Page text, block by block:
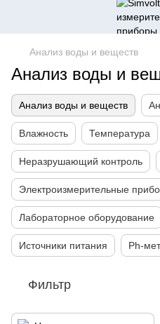
Анализ воды и веществ
Анализ воды и
Анализ воды и веществ
Влажность Температура
Неразрушающий контроль
Электроизмерительные
Лабораторное оборудование
Источники питания Ph-
Фильтр